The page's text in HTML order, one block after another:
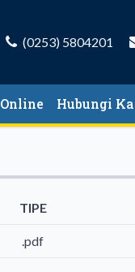
(0253) 5804201
Hubungi
TIPE
.pdf